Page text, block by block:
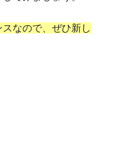
なので、ぜひ新し